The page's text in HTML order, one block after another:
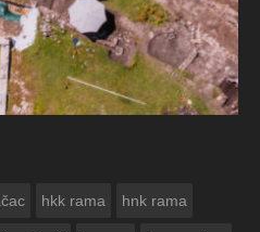
hkk rama hnk rama